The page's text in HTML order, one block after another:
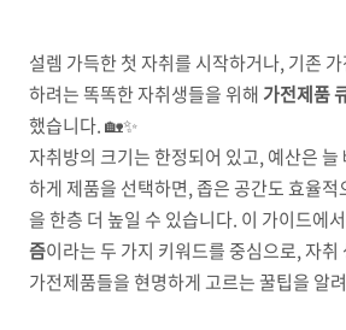
설렘 가득한 첫 자취를 시작하거나, 기존
하려는 똑똑한 자취생들을 위해 가전제품
했습니다. 🏡✨
자취방의 크기는 한정되어 있고, 예산은
하게 제품을 선택하면, 좁은 공간도 효율적
을 한층 더 높일 수 있습니다. 이 가이드에
즘이라는 두 가지 키워드를 중심으로, 자취
가전제품들을 현명하게 고르는 꿀팁을 알